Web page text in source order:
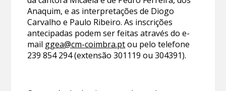
Anaquim, e as interpretações de Diogo
Carvalho e Paulo Ribeiro. As inscrições
antecipadas podem ser feitas através do e-
mail ggea@cm-coimbra.ptou pelo telefone
239 854 294 (extensão 301119 ou 304391).